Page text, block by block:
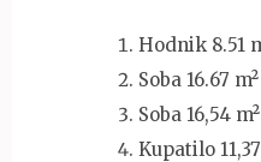
Hodnik 8.51
Soba 16.67 m²
Soba 16,54 m²
Kupatilo